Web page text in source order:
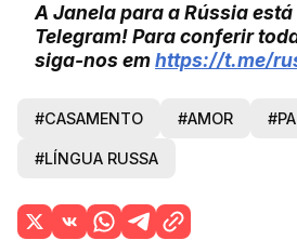
A Janela para a Rússia
Telegram! Para conferir
siga-nos emhttps://t.me/
#CASAMENTO #AMOR
#LÍNGUA RUSSA